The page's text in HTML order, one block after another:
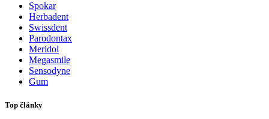
Spokar
Herbadent
Swissdent
Parodontax
Meridol
Megasmile
Sensodyne
Gum
Top články